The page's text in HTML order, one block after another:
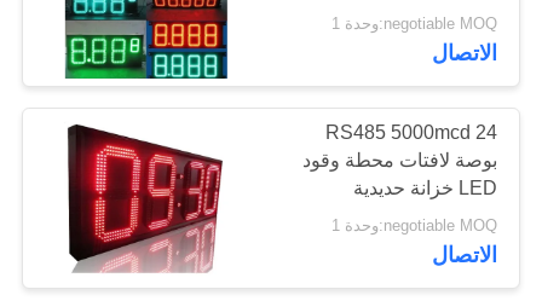
جولة
في
المصنع
مراقبة
الجودة
داخلية
76
للماء مقاوم للغبار
negotiable MOQ:وحدة 1
الاتصال
RS485 5000mcd 24
بوصة لافتات محطة وقود
LED خزانة حديدية
negotiable MOQ:وحدة 1
الاتصال